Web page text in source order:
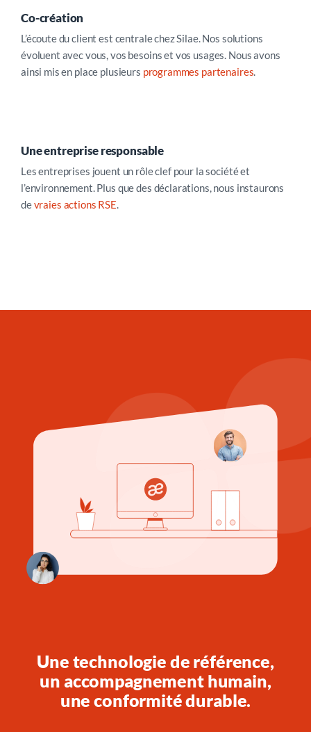
Co-création
L’écoute du client est centrale chez Silae. Nos solutions
évoluent avec vous, vos besoins et vos usages. Nous avons
ainsi mis en place plusieurs programmes partenaires.
Une entreprise responsable
Les entreprises jouent un rôle clef pour la société et
l’environnement. Plus que des déclarations,nous instaurons
devraies actions RSE.
Une technologie de référence,
un accompagnement humain,
une conformité durable.